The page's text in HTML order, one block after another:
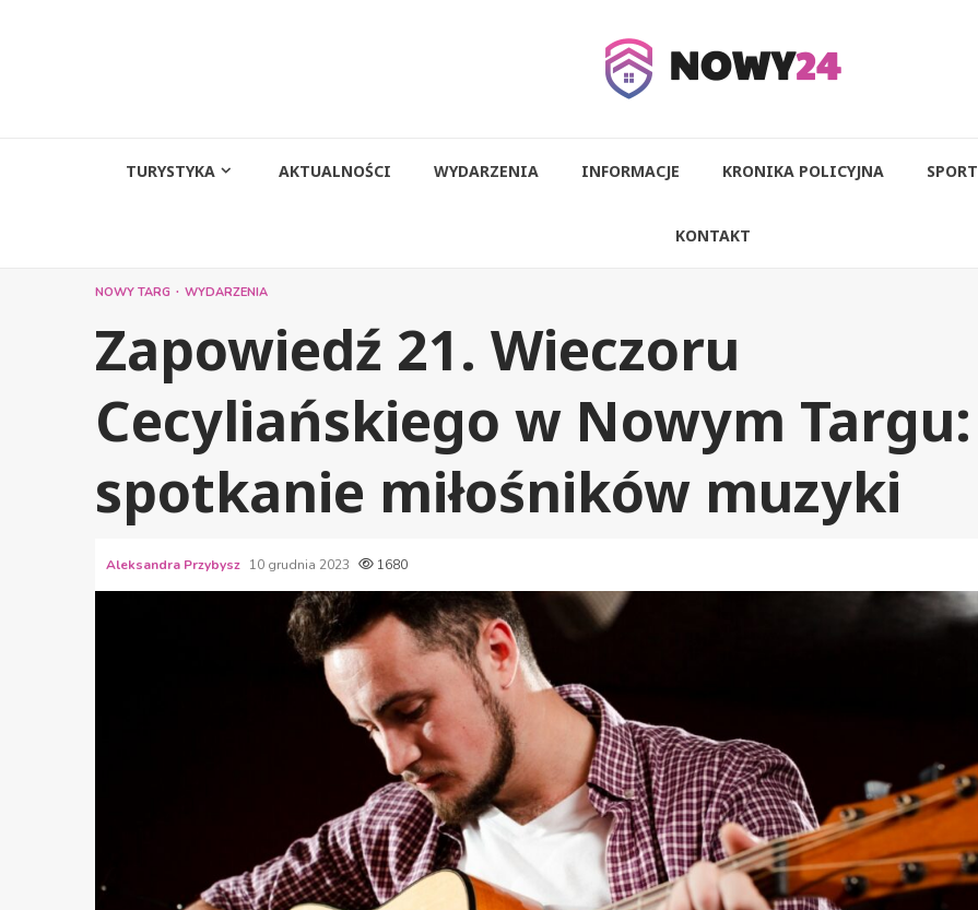
TURYSTYKA AKTUALNOŚCI WYDARZENIA INFORMACJE KRONIKA POLICYJNA SPORT
KONTAKT
NOWY TARG WYDARZENIA
Zapowiedź 21. Wieczoru
Cecyliańskiego w Nowym Targu:
spotkanie miłośników muzyki
Aleksandra Przybysz 10 grudnia 2023 1680